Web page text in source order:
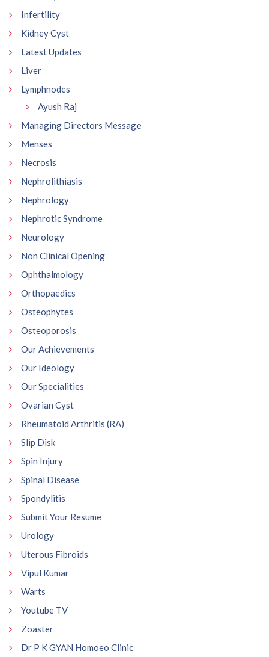
Infertility
Kidney Cyst
Latest Updates
Liver
Lymphnodes
Ayush Raj
Managing Directors Message
Menses
Necrosis
Nephrolithiasis
Nephrology
Nephrotic Syndrome
Neurology
Non Clinical Opening
Ophthalmology
Orthopaedics
Osteophytes
Osteoporosis
Our Achievements
Our Ideology
Our Specialities
Ovarian Cyst
Rheumatoid Arthritis (RA)
Slip Disk
Spin Injury
Spinal Disease
Spondylitis
Submit Your Resume
Urology
Uterous Fibroids
Vipul Kumar
Warts
Youtube TV
Zoaster
Dr P K GYAN Homoeo Clinic